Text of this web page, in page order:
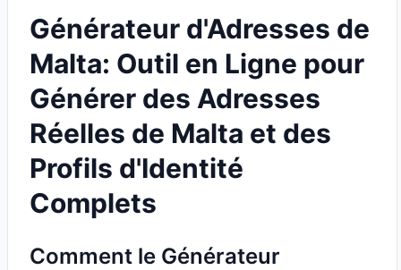
Générateur d'Adresses de
Malta: Outil en Ligne pour
Générer des Adresses
Réelles de Malta et des
Profils d'Identité
Complets
Comment le Générateur